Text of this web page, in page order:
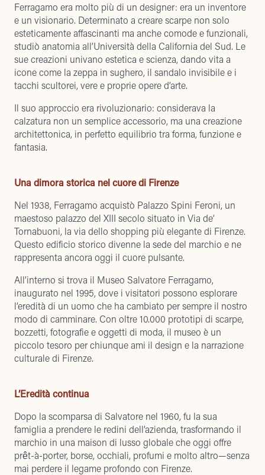
Ferragamo era molto più di un designer: era un inventore
e un visionario. Determinato a creare scarpe non solo
esteticamente affascinanti ma anche comode e funzionali,
studiò anatomia all’Università della California del Sud. Le
sue creazioni univano estetica e scienza, dando vita a
icone come la zeppa in sughero, il sandalo invisibile e i
tacchi scultorei, vere e proprie opere d’arte.
Il suo approccio era rivoluzionario: considerava la
calzatura non un semplice accessorio, ma una creazione
architettonica, in perfetto equilibrio tra forma, funzione e
fantasia.
Una dimora storica nel cuore di Firenze
Nel 1938, Ferragamo acquistò Palazzo Spini Feroni, un
maestoso palazzo del XIII secolo situato in Via de’
Tornabuoni, la via dello shopping più elegante di Firenze.
Questo edificio storico divenne la sede del marchio e ne
rappresenta ancora oggi il cuore pulsante.
All’interno si trova il Museo Salvatore Ferragamo,
inaugurato nel 1995, dove i visitatori possono esplorare
l’eredità di un uomo che ha cambiato per sempre il nostro
modo di camminare. Con oltre 10.000 prototipi di scarpe,
bozzetti, fotografie e oggetti di moda, il museo è un
piccolo tesoro per chiunque ami il design e la narrazione
culturale di Firenze.
L’Eredità continua
Dopo la scomparsa di Salvatore nel 1960, fu la sua
famiglia a prendere le redini dell’azienda, trasformando il
marchio in una maison di lusso globale che oggi offre
prêt-à-porter, borse, occhiali, profumi e molto altro—senza
mai perdere il legame profondo con Firenze.